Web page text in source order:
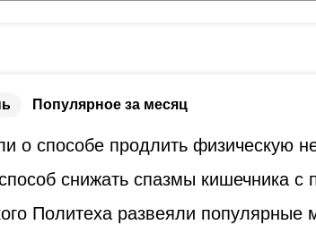
Популярное за месяц
о способе продлить физическую
снижать спазмы кишечника с
Политеха развеяли популярные